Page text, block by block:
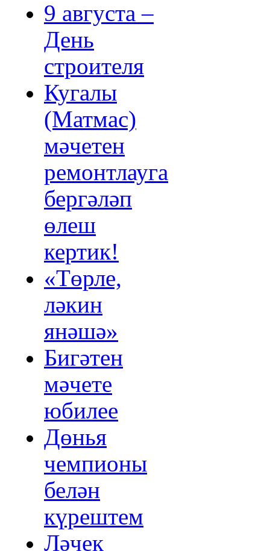
9 августа –
День
строителя
Кугалы
(Матмас)
мәчетен
ремонтлауга
бергәләп
өлеш
кертик!
«Төрле,
ләкин
янәшә»
Бигәтен
мәчете
юбилее
Дөнья
чемпионы
белән
күрештем
Ләчек